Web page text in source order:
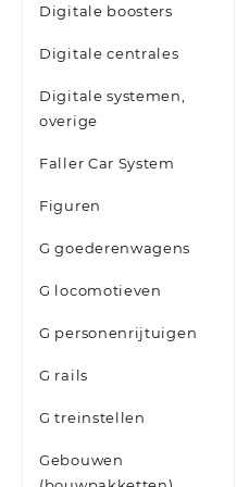
Digitale boosters
Digitale centrales
Digitale systemen,
overige
Faller Car System
Figuren
G goederenwagens
G locomotieven
G personenrijtuigen
G rails
G treinstellen
Gebouwen